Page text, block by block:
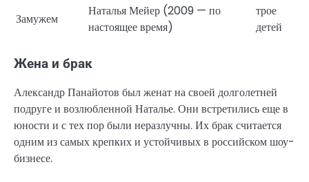
Замужем
Наталья Мейер (2009 — по
настоящее время)
трое
детей
Жена и брак
Александр Панайотов был женат на своей долголетней
подруге и возлюбленной Наталье. Они встретились еще в
юности и с тех пор были неразлучны. Их брак считается
одним из самых крепких и устойчивых в российском шоу-
бизнесе.